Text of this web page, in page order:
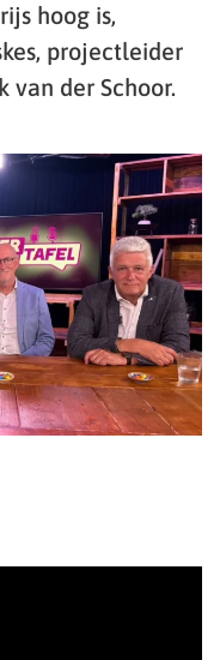
hoog is,
projectleider
van der Schoor.